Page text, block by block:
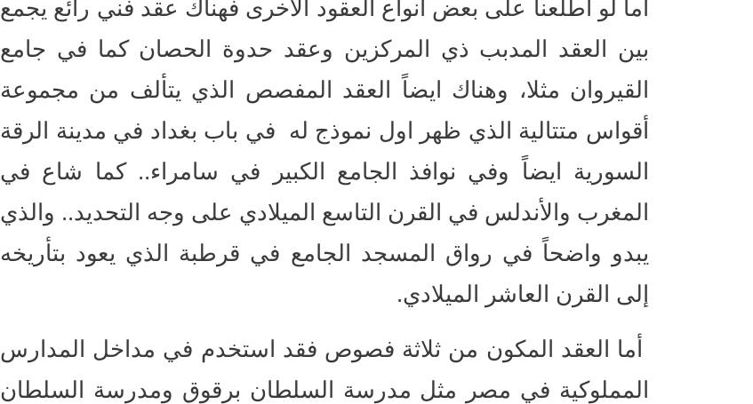
اما لو اطلعنا على بعض انواع العقود الاخرى فهناك عقد فني رائع يجمع
بين العقد المدبب ذي المركزين وعقد حدوة الحصان كما في جامع
القيروان مثلا، وهناك ايضاً العقد المفصص الذي يتألف من مجموعة
أقواس متتالية الذي ظهر اول نموذج له في باب بغداد في مدينة الرقة
السورية ايضاً وفي نوافذ الجامع الكبير في سامراء.. كما شاع في
المغرب والأندلس في القرن التاسع الميلادي على وجه التحديد.. والذي
يبدو واضحاً في رواق المسجد الجامع في قرطبة الذي يعود بتأريخه
إلى القرن العاشر الميلادي.
أما العقد المكون من ثلاثة فصوص فقد استخدم في مداخل المدارس
المملوكية في مصر مثل مدرسة السلطان برقوق ومدرسة السلطان